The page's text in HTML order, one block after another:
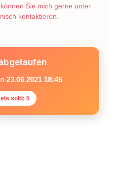
können Sie mich gerne unter
kontaktieren.
23.06.2021 18:45
sold: 5